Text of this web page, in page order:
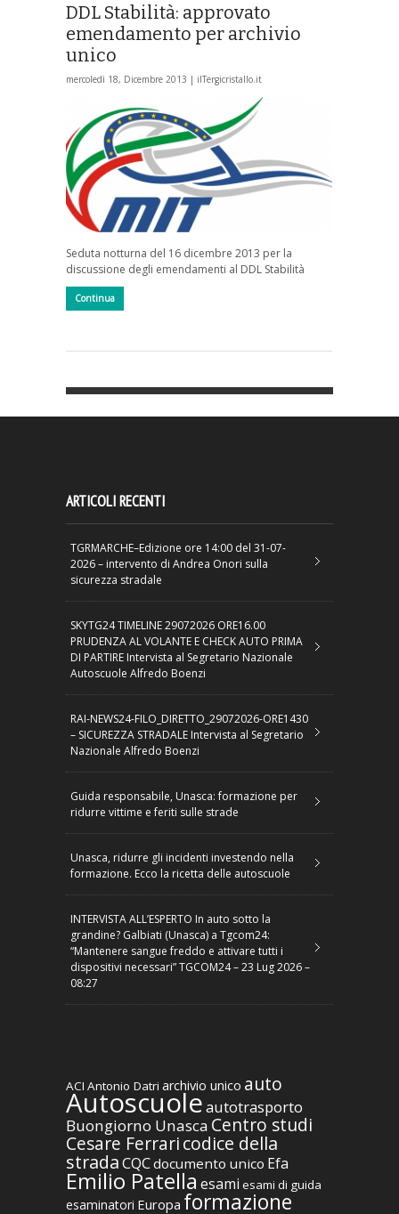
DDL Stabilità: approvato
emendamento per archivio
unico
mercoledì 18, Dicembre 2013 | ilTergicristallo.it
Seduta notturna del 16 dicembre 2013 per la
discussione degli emendamenti al DDL Stabilità
Continua
ARTICOLI RECENTI
TGRMARCHE–Edizione ore 14:00 del 31-07-
2026 – intervento di Andrea Onori sulla
sicurezza stradale
SKYTG24 TIMELINE 29072026 ORE16.00
PRUDENZA AL VOLANTE E CHECK AUTO PRIMA
DI PARTIRE Intervista al Segretario Nazionale
Autoscuole Alfredo Boenzi
RAI-NEWS24-FILO_DIRETTO_29072026-ORE1430
– SICUREZZA STRADALE Intervista al Segretario
Nazionale Alfredo Boenzi
Guida responsabile, Unasca: formazione per
ridurre vittime e feriti sulle strade
Unasca, ridurre gli incidenti investendo nella
formazione. Ecco la ricetta delle autoscuole
INTERVISTA ALL’ESPERTO In auto sotto la
grandine? Galbiati (Unasca) a Tgcom24:
“Mantenere sangue freddo e attivare tutti i
dispositivi necessari” TGCOM24 – 23 Lug 2026 –
08:27
ACI Antonio Datri archivio unico auto
Autoscuoleautotrasporto
Buongiorno Unasca Centro studi
Cesare Ferraricodice della
stradaCQCdocumento unico Efa
Emilio Patella esami esami di guida
esaminatori Europa formazione